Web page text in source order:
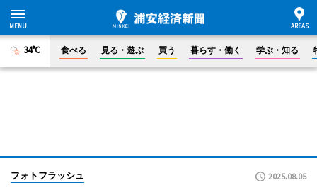
34°C 食べる 見る・遊ぶ 買う 暮らす・働く 学ぶ・知る
フォトフラッシュ 2025.08.05